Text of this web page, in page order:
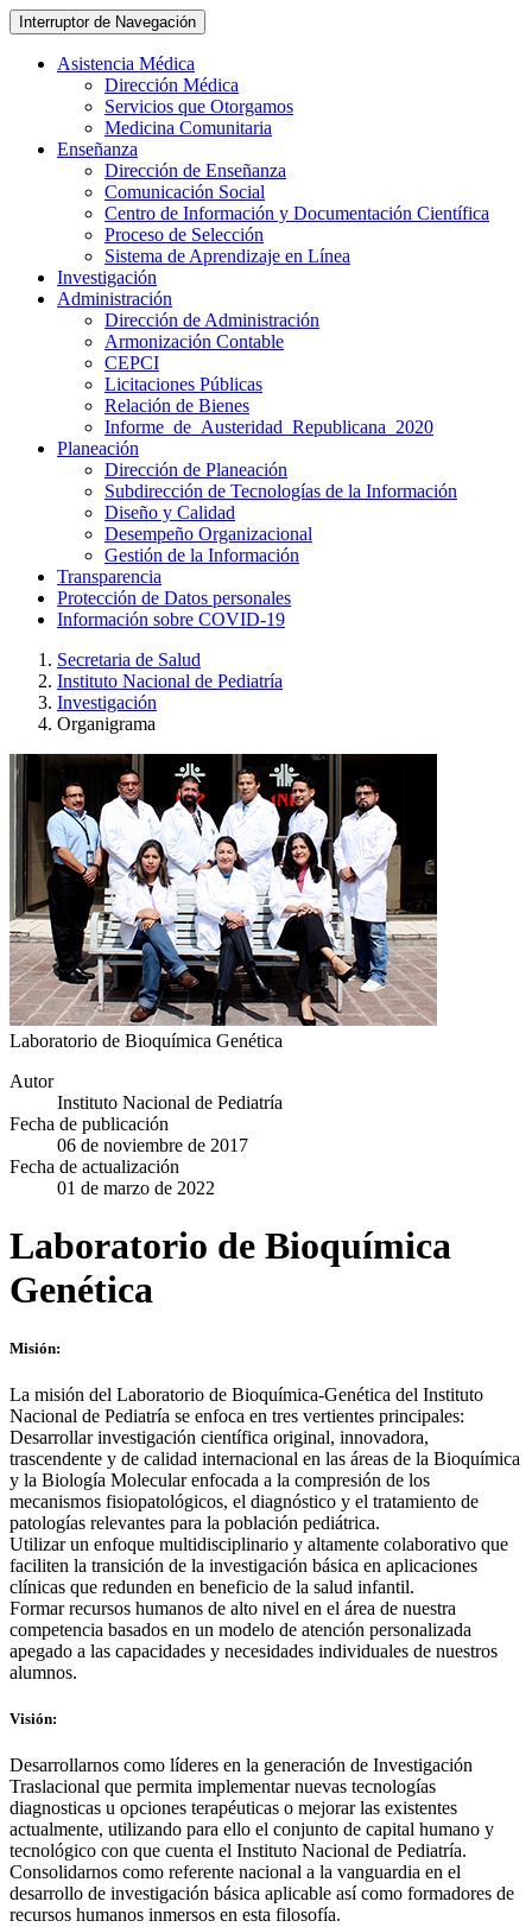
Interruptor de Navegación
Asistencia Médica
Dirección Médica
Servicios que Otorgamos
Medicina Comunitaria
Enseñanza
Dirección de Enseñanza
Comunicación Social
Centro de Información y Documentación Científica
Proceso de Selección
Sistema de Aprendizaje en Línea
Investigación
Administración
Dirección de Administración
Armonización Contable
CEPCI
Licitaciones Públicas
Relación de Bienes
Informe_de_Austeridad_Republicana_2020
Planeación
Dirección de Planeación
Subdirección de Tecnologías de la Información
Diseño y Calidad
Desempeño Organizacional
Gestión de la Información
Transparencia
Protección de Datos personales
Información sobre COVID-19
Secretaria de Salud
Instituto Nacional de Pediatría
Investigación
Organigrama
Laboratorio de Bioquímica Genética
Autor
Instituto Nacional de Pediatría
Fecha de publicación
06 de noviembre de 2017
Fecha de actualización
01 de marzo de 2022
Laboratorio de Bioquímica
Genética
Misión:
La misión del Laboratorio de Bioquímica-Genética del Instituto
Nacional de Pediatría se enfoca en tres vertientes principales:
Desarrollar investigación científica original, innovadora,
trascendente y de calidad internacional en las áreas de la Bioquímica
y la Biología Molecular enfocada a la compresión de los
mecanismos fisiopatológicos, el diagnóstico y el tratamiento de
patologías relevantes para la población pediátrica.
Utilizar un enfoque multidisciplinario y altamente colaborativo que
faciliten la transición de la investigación básica en aplicaciones
clínicas que redunden en beneficio de la salud infantil.
Formar recursos humanos de alto nivel en el área de nuestra
competencia basados en un modelo de atención personalizada
apegado a las capacidades y necesidades individuales de nuestros
alumnos.
Visión:
Desarrollarnos como líderes en la generación de Investigación
Traslacional que permita implementar nuevas tecnologías
diagnosticas u opciones terapéuticas o mejorar las existentes
actualmente, utilizando para ello el conjunto de capital humano y
tecnológico con que cuenta el Instituto Nacional de Pediatría.
Consolidarnos como referente nacional a la vanguardia en el
desarrollo de investigación básica aplicable así como formadores de
recursos humanos inmersos en esta filosofía.